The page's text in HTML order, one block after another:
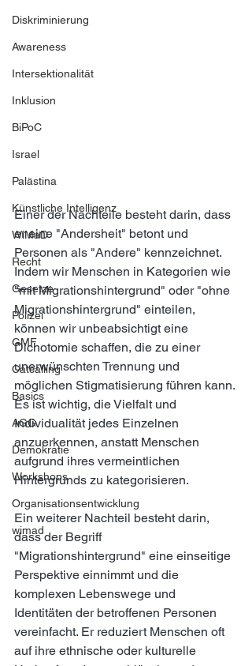
Diskriminierung
Awareness
Intersektionalität
Inklusion
BiPoC
Israel
Palästina
Künstliche Intelligenz
WiMaD
Recht
Gesetze
Polizei
GMF
Catcalling
Basics
AGG
Demokratie
Workshops
Organisationsentwicklung
wimad
Einer der Nachteile besteht darin, dass
er eine "Andersheit" betont und
Personen als "Andere" kennzeichnet.
Indem wir Menschen in Kategorien wie
"mit Migrationshintergrund" oder "ohne
Migrationshintergrund" einteilen,
können wir unbeabsichtigt eine
Dichotomie schaffen, die zu einer
unerwünschten Trennung und
möglichen Stigmatisierung führen kann.
Es ist wichtig, die Vielfalt und
Individualität jedes Einzelnen
anzuerkennen, anstatt Menschen
aufgrund ihres vermeintlichen
Hintergrunds zu kategorisieren.
Ein weiterer Nachteil besteht darin,
dass der Begriff
"Migrationshintergrund" eine einseitige
Perspektive einnimmt und die
komplexen Lebenswege und
Identitäten der betroffenen Personen
vereinfacht. Er reduziert Menschen oft
auf ihre ethnische oder kulturelle